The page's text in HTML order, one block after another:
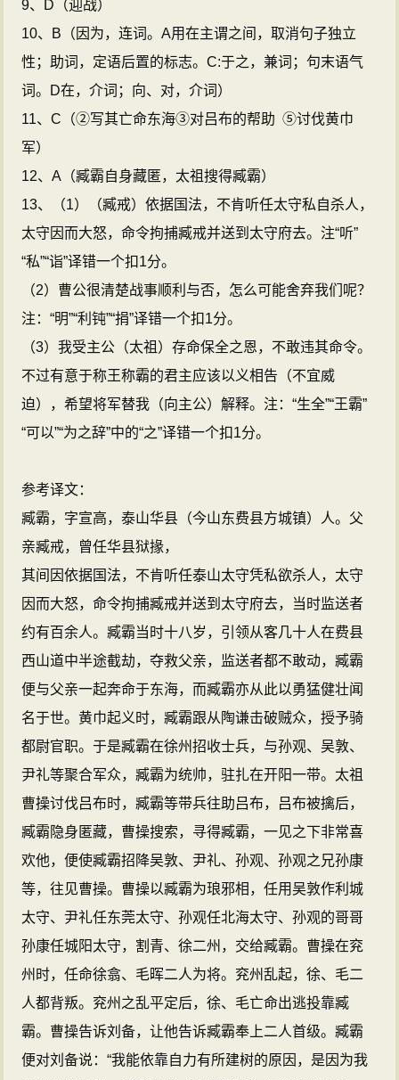
9、D（迎战）
10、B（因为，连词。A用在主谓之间，取消句子独立
性；助词，定语后置的标志。C:于之，兼词；句末语气
词。D在，介词；向、对，介词）
11、C（②写其亡命东海③对吕布的帮助 ⑤讨伐黄巾
军）
12、A（臧霸自身藏匿，太祖搜得臧霸）
13、（1）（臧戒）依据国法，不肯听任太守私自杀人，
太守因而大怒，命令拘捕臧戒并送到太守府去。注“听”
“私”“诣”译错一个扣1分。
（2）曹公很清楚战事顺利与否，怎么可能舍弃我们呢？
注：“明”“利钝”“捐”译错一个扣1分。
（3）我受主公（太祖）存命保全之恩，不敢违其命令。
不过有意于称王称霸的君主应该以义相告（不宜威
迫），希望将军替我（向主公）解释。注：“生全”“王霸”
“可以”“为之辞”中的“之”译错一个扣1分。
参考译文：
臧霸，字宣高，泰山华县（今山东费县方城镇）人。父
亲臧戒，曾任华县狱掾，
其间因依据国法，不肯听任泰山太守凭私欲杀人，太守
因而大怒，命令拘捕臧戒并送到太守府去，当时监送者
约有百余人。臧霸当时十八岁，引领从客几十人在费县
西山道中半途截劫，夺救父亲，监送者都不敢动，臧霸
便与父亲一起奔命于东海，而臧霸亦从此以勇猛健壮闻
名于世。黄巾起义时，臧霸跟从陶谦击破贼众，授予骑
都尉官职。于是臧霸在徐州招收士兵，与孙观、吴敦、
尹礼等聚合军众，臧霸为统帅，驻扎在开阳一带。太祖
曹操讨伐吕布时，臧霸等带兵往助吕布，吕布被擒后，
臧霸隐身匿藏，曹操搜索，寻得臧霸，一见之下非常喜
欢他，便使臧霸招降吴敦、尹礼、孙观、孙观之兄孙康
等，往见曹操。曹操以臧霸为琅邪相，任用吴敦作利城
太守、尹礼任东莞太守、孙观任北海太守、孙观的哥哥
孙康任城阳太守，割青、徐二州，交给臧霸。曹操在兖
州时，任命徐翕、毛晖二人为将。兖州乱起，徐、毛二
人都背叛。兖州之乱平定后，徐、毛亡命出逃投靠臧
霸。曹操告诉刘备，让他告诉臧霸奉上二人首级。臧霸
便对刘备说：“我能依靠自力有所建树的原因，是因为我